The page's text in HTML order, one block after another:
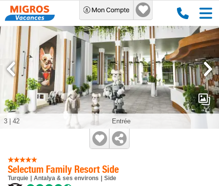
Selectum Family Resort Side
Turquie Antalya & ses environs Side
Entrée
3 42